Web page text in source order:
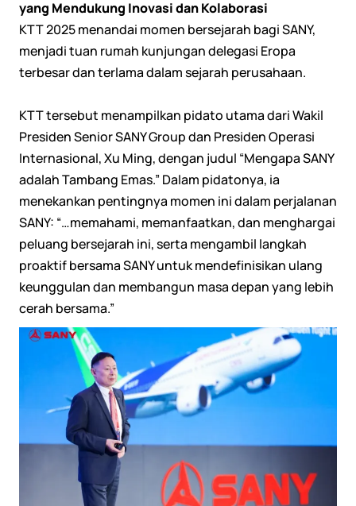
yang Mendukung Inovasi dan Kolaborasi
KTT 2025 menandai momen bersejarah bagi SANY,
menjadi tuan rumah kunjungan delegasi Eropa
terbesar dan terlama dalam sejarah perusahaan.
KTT tersebut menampilkan pidato utama dari Wakil
Presiden Senior SANY Group dan Presiden Operasi
Internasional, Xu Ming, dengan judul “Mengapa SANY
adalah Tambang Emas.” Dalam pidatonya, ia
menekankan pentingnya momen ini dalam perjalanan
SANY: “…memahami, memanfaatkan, dan menghargai
peluang bersejarah ini, serta mengambil langkah
proaktif bersama SANY untuk mendefinisikan ulang
keunggulan dan membangun masa depan yang lebih
cerah bersama.”